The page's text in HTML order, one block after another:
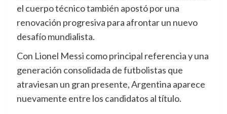
el cuerpo técnico también apostó por una
renovación progresiva para afrontar un nuevo
desafío mundialista.
Con Lionel Messi como principal referencia y una
generación consolidada de futbolistas que
atraviesan un gran presente, Argentina aparece
nuevamente entre los candidatos al título.